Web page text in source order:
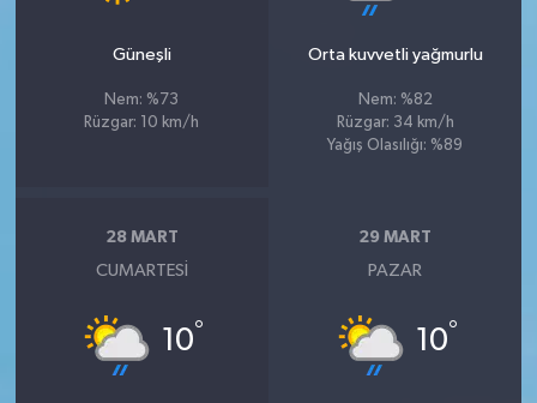
Güneşli
Nem: %73
Rüzgar: 10 km/h
Orta kuvvetli yağmurlu
Nem: %82
Rüzgar: 34 km/h
Yağış Olasılığı: %89
28 MART
CUMARTESI
10°
29 MART
PAZAR
10°